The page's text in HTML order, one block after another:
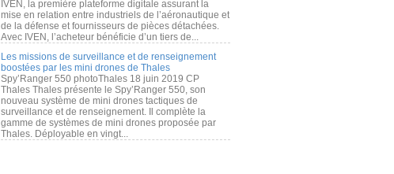
IVEN, la première plateforme digitale assurant la
mise en relation entre industriels de l’aéronautique et
de la défense et fournisseurs de pièces détachées.
Avec IVEN, l’acheteur bénéficie d’un tiers de...
Les missions de surveillance et de renseignement
boostées par les mini drones de Thales
Spy’Ranger 550 photoThales 18 juin 2019 CP
Thales Thales présente le Spy’Ranger 550, son
nouveau système de mini drones tactiques de
surveillance et de renseignement. Il complète la
gamme de systèmes de mini drones proposée par
Thales. Déployable en vingt...